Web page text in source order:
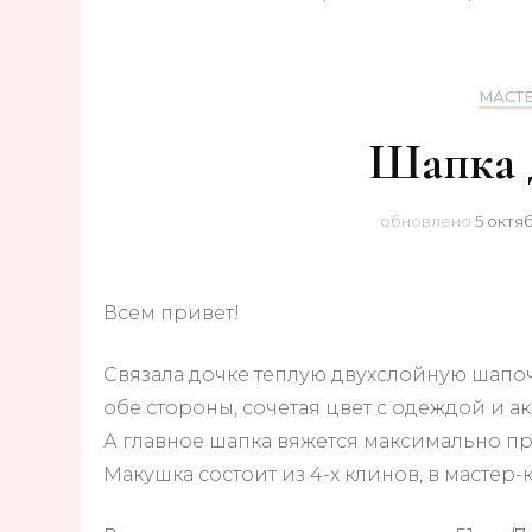
ПЛАТНЫЕ
Шапка
обновлено 5
Всем привет!
Связала дочке теплую двухслойную
обе стороны, сочетая цвет с одеждой и
А главное шапка вяжется максимально
Макушка состоит из 4-х клинов, в